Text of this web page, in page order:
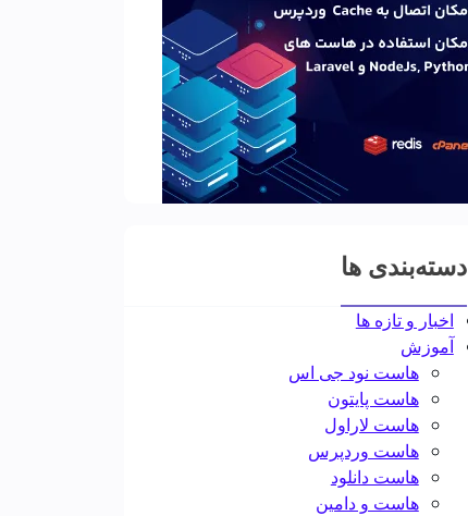
دسته‌بندی ها
اخبار و تازه ها
آموزش
هاست نود جی اس
هاست پایتون
هاست لاراول
هاست وردپرس
هاست دانلود
هاست و دامین